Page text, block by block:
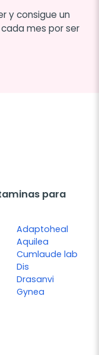
y consigue un
mes por ser
para
Adaptoheal
Aquilea
Cumlaude lab
Dis
Drasanvi
Gynea